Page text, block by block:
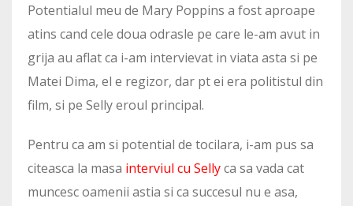
Potentialul meu de Mary Poppins a fost aproape
atins cand cele doua odrasle pe care le-am avut in
grija au aflat ca i-am intervievat in viata asta si pe
Matei Dima, el e regizor, dar pt ei era politistul din
film, si pe Selly eroul principal.
Pentru ca am si potential de tocilara, i-am pus sa
citeasca la masa interviul cu Sellyca sa vada cat
muncesc oamenii astia si ca succesul nu e asa,